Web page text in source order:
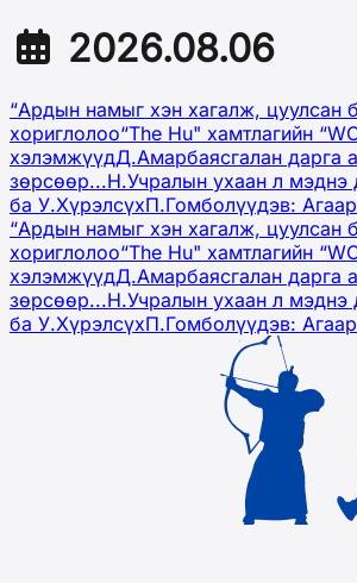
2026.08.06
“Ардын намыг хэн хагалж, цуулсан
хориглолоо“The Hu" хамтлагийн
хэлэмжүүдД.Амарбаясгалан дарга
зөрсөөр...Н.Учралын ухаан л мэднэ
ба У.ХүрэлсүхП.Гомболүүдэв:
“Ардын намыг хэн хагалж, цуулсан
хориглолоо“The Hu" хамтлагийн
хэлэмжүүдД.Амарбаясгалан дарга
зөрсөөр...Н.Учралын ухаан л мэднэ
ба У.ХүрэлсүхП.Гомболүүдэв: